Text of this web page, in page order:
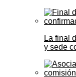
La final
y sede